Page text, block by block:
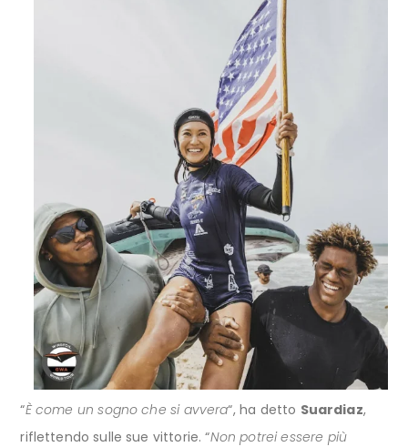
“È come un sogno che si avvera“, ha detto Suardiaz,
riflettendo sulle sue vittorie. “Non potrei essere più